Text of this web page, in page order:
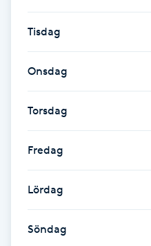
Huduppstramning
Hudvård
Hyaluronsyra
Hyperhidros
Hypnos
Hårborttagning
Tisdag
Onsdag
Torsdag
Fredag
Lördag
Söndag